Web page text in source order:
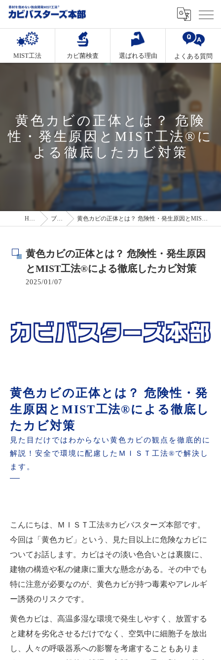
MIST工法 カビ菌検査 選ばれる理由 よくある質問
黄色カビの正体とは？ 危険
性・発生原因とMIST工法®に
よる徹底したカビ対策
HOME ブログ 黄色カビの正体とは？ 危険性・発生原因とMIST工法®による徹底したカビ対策
黄色カビの正体とは？ 危険性・発生原因
とMIST工法®による徹底したカビ対策
2025/01/07
黄色カビの正体とは？ 危険性・発
生原因とMIST工法®による徹底し
たカビ対策
見た目だけではわからない黄色カビの観点を徹底的に
解説！安全で環境に配慮したＭＩＳＴ工法®で解決し
ます。
こんにちは、ＭＩＳＴ工法®カビバスターズ本部です。
今回は「黄色カビ」という、見た目以上に危険なカビに
ついてお話します。カビはその淡い色合いとは裏腹に、
建物の構造や私の健康に重大な懸念がある。その中でも
特に注意が必要なのが、黄色カビが持つ毒素やアレルギ
ー誘発のリスクです。
黄色カビは、高温多湿な環境で発生しやすく、放置する
と建材を劣化させるだけでなく、空気中に細胞子を放出
し、人々の呼吸器系への影響を考慮することもありま